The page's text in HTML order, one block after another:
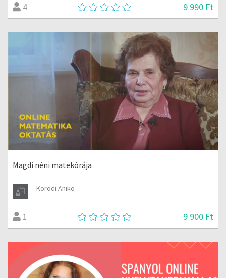
4 9 990 Ft
Magdi néni matekórája
Korodi Aniko
1 9 900 Ft